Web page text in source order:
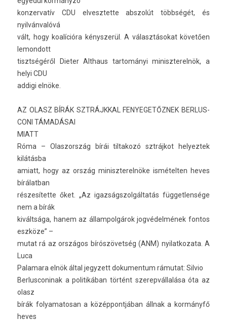
kon­zervatív CDU el­vesztet­te ab­szolút többségét, és
nyilvánvalóvá
vált, hogy koalícióra kénys­zerül. A választásokat követően
lemon­dott
tisztségéről Di­et­er Al­thaus tar­tományi miniszterel­nök, a
helyi CDU
ad­digi elnöke.
AZ OLASZ BÍRÁK SZTRÁJKKAL FENYEGETŐZ­NEK BE­RLUS­
CONI TÁMADÁSAI
MIATT
Róma – Olas­zország bírái til­takozó sztrájkot helyez­tek
kilátásba
amiatt, hogy az ország miniszterel­nöke is­mételt­en heves
bírálat­ban
részesítette őket. „Az igaz­ságszol­gáltatás füg­getlen­sége
nem a bírák
kiváltsága, hanem az állam­polgárok jogvédelmének fon­tos
eszköze” –
mutat rá az országos bírószövetség (ANM) nyilat­kozata. A
Luca
Palamara elnök által jegyzett dokumen­tum rámutat: Sil­vio
Be­rlus­coninak a politikában történt szerep­vállalása óta az
olasz
bírák folyamatosan a közép­pontjában állnak a kormányfő
heves